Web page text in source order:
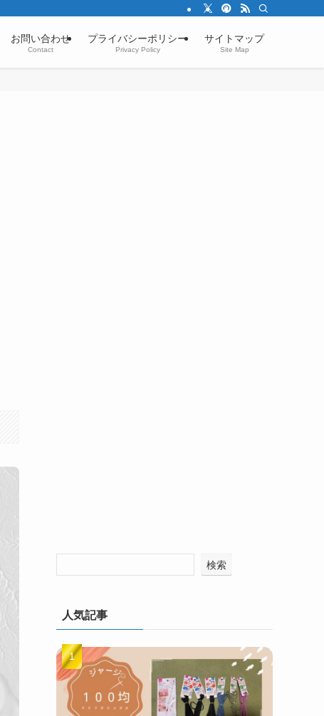
お問い合わせ
Contact
プライバシーポリシー
Privacy Policy
サイトマップ
Site Map
検索
人気記事